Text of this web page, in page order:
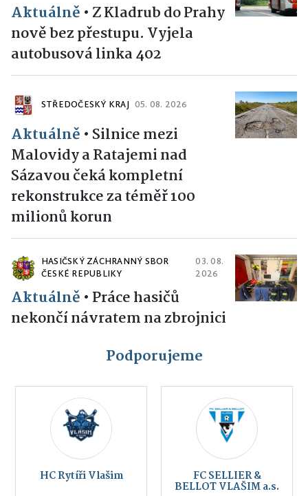
Aktuálně • Z Kladrub do Prahy
nově bez přestupu. Vyjela
autobusová linka 402
STŘEDOČESKÝ KRAJ 05. 08. 2026
Aktuálně • Silnice mezi
Malovidy a Ratajemi nad
Sázavou čeká kompletní
rekonstrukce za téměř 100
milionů korun
HASIČSKÝ ZÁCHRANNÝ SBOR
ČESKÉ REPUBLIKY
03. 08.
2026
Aktuálně • Práce hasičů
nekončí návratem na zbrojnici
Podporujeme
HC Rytíři Vlašim FC SELLIER &
BELLOT VLAŠIM a.s.